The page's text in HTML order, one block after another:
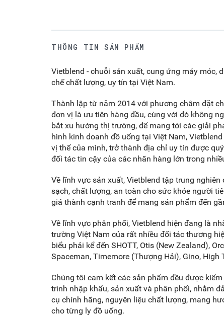
THÔNG TIN SẢN PHẨM
Vietblend - chuỗi sản xuất, cung ứng máy móc,
chế chất lượng, uy tín tại Việt Nam.
Thành lập từ năm 2014 với phương châm đặt
đơn vị là ưu tiên hàng đầu, cùng với đó không
bắt xu hướng thị trường, để mang tới các giải
hình kinh doanh đồ uống tại Việt Nam,
vị thế của mình, trở thành địa chỉ uy tín được
đối tác tin cậy của các nhãn hàng lớn trong
Về lĩnh vực sản xuất, Vietblend tập trung
sạch, chất lượng, an toàn cho sức khỏe người
giá thành cạnh tranh để mang sản phẩm đến
Về lĩnh vực phân phối, Vietblend hiện đang là
trường Việt Nam của rất nhiều đối tác thương
biểu phải kể đến SHOTT, Otis (New Zealand),
Spaceman, Timemore (Thượng Hải), Gino, High
Chúng tôi cam kết các sản phẩm đều được
trình nhập khẩu, sản xuất và phân phối, nhằm
cụ chính hãng, nguyên liệu chất lượng, mang
cho từng ly đồ uống.